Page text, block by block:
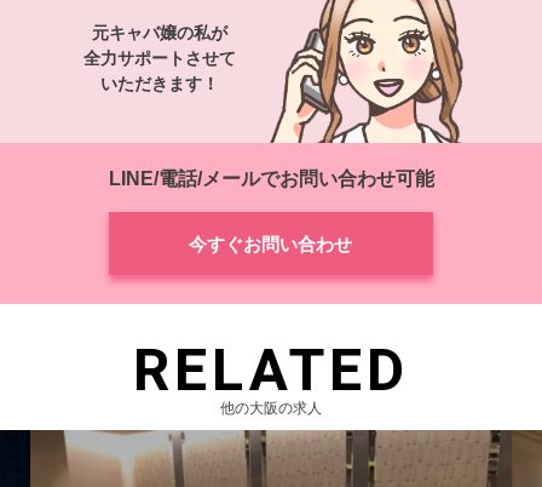
元キャバ嬢の私が
全力サポートさせて
いただきます！
LINE/電話/メールでお問い合わせ可能
今すぐお問い合わせ
RELATED
他の大阪の求人